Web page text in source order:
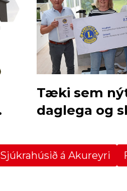
Tæki sem
daglega og
Sjúkrahúsið á Akureyri